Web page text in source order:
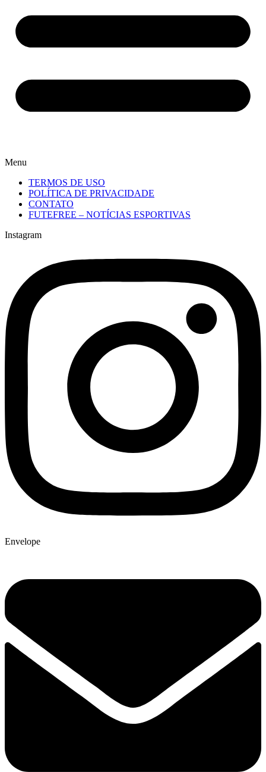
Menu
TERMOS DE USO
POLÍTICA DE PRIVACIDADE
CONTATO
FUTEFREE – NOTÍCIAS ESPORTIVAS
Instagram
Envelope